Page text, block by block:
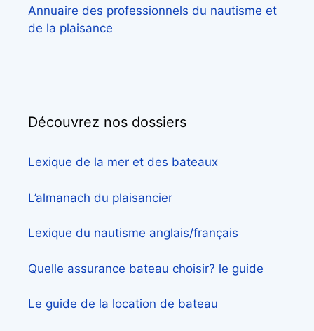
Annuaire des professionnels du nautisme et
de la plaisance
Découvrez nos dossiers
Lexique de la mer et des bateaux
L’almanach du plaisancier
Lexique du nautisme anglais/français
Quelle assurance bateau choisir? le guide
Le guide de la location de bateau